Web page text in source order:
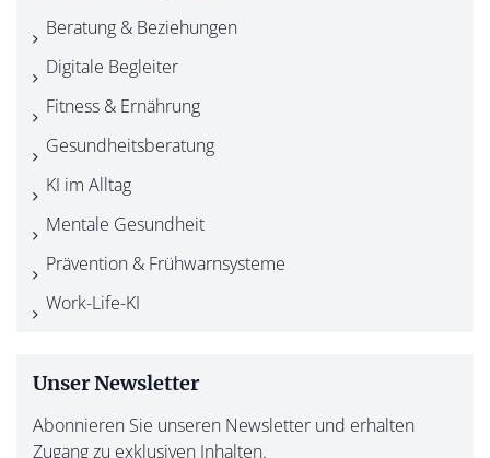
Beratung & Beziehungen
Digitale Begleiter
Fitness & Ernährung
Gesundheitsberatung
KI im Alltag
Mentale Gesundheit
Prävention & Frühwarnsysteme
Work-Life-KI
Unser Newsletter
Abonnieren Sie unseren Newsletter und erhalten
Zugang zu exklusiven Inhalten.